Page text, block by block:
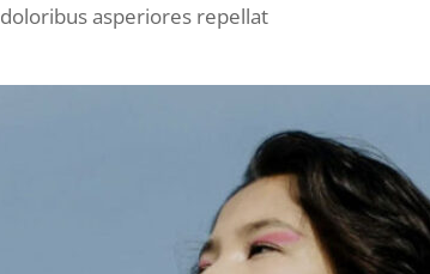
doloribus asperiores repellat